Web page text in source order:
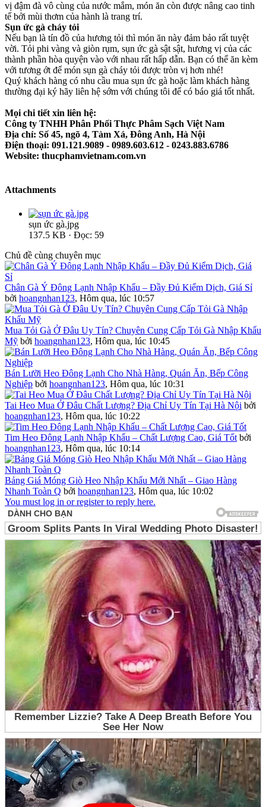
vị đậm đà vô cùng của nước mắm, món ăn còn được nâng cao tinh
tế bởi mùi thơm của hành là trang trí.
Sụn ức gà cháy tỏi
Nếu bạn là tín đồ của hương tỏi thì món ăn này đảm bảo rất tuyệt
vời. Tỏi phi vàng và giòn rụm, sụn ức gà sật sật, hương vị của các
thành phần hòa quyện vào với nhau rất hấp dẫn. Bạn có thể ăn kèm
với tương ớt để món sụn gà cháy tỏi được tròn vị hơn nhé!
Quý khách hàng có nhu cầu mua sụn ức gà hoặc làm khách hàng
thường đại ký hãy liên hệ sớm với chúng tôi để có báo giá tốt nhất.
Mọi chi tiết xin liên hệ:
Công ty TNHH Phân Phối Thực Phâm Sạch Việt Nam
Địa chỉ: Số 45, ngõ 4, Tàm Xá, Đông Anh, Hà Nội
Điện thoại: 091.121.9089 - 0989.603.612 - 0243.883.6786
Website: thucphamvietnam.com.vn
Attachments
sụn ức gà.jpg
137.5 KB · Đọc: 59
Chủ đề cùng chuyên mục
Chân Gà Ý Đông Lạnh Nhập Khẩu – Đầy Đủ Kiểm Dịch, Giá Sỉ
bởi hoangnhan123, Hôm qua, lúc 10:57
Mua Tỏi Gà Ở Đâu Uy Tín? Chuyên Cung Cấp Tỏi Gà Nhập Khẩu
Mỹ bởi hoangnhan123, Hôm qua, lúc 10:45
Bán Lưỡi Heo Đông Lạnh Cho Nhà Hàng, Quán Ăn, Bếp Công
Nghiệp bởi hoangnhan123, Hôm qua, lúc 10:31
Tai Heo Mua Ở Đâu Chất Lượng? Địa Chỉ Uy Tín Tại Hà Nội bởi
hoangnhan123, Hôm qua, lúc 10:22
Tim Heo Đông Lạnh Nhập Khẩu – Chất Lượng Cao, Giá Tốt bởi
hoangnhan123, Hôm qua, lúc 10:14
Bảng Giá Móng Giò Heo Nhập Khẩu Mới Nhất – Giao Hàng
Nhanh Toàn Q bởi hoangnhan123, Hôm qua, lúc 10:02
You must log in or register to reply here.